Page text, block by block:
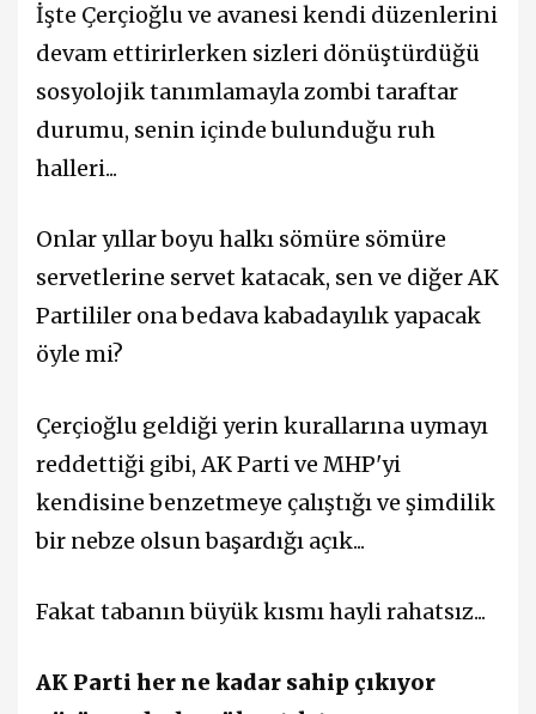
İşte Çerçioğlu ve avanesi kendi düzenlerini
devam ettirirlerken sizleri dönüştürdüğü
sosyolojik tanımlamayla zombi taraftar
durumu, senin içinde bulunduğu ruh
halleri...
Onlar yıllar boyu halkı sömüre sömüre
servetlerine servet katacak, sen ve diğer AK
Partililer ona bedava kabadayılık yapacak
öyle mi?
Çerçioğlu geldiği yerin kurallarına uymayı
reddettiği gibi, AK Parti ve MHP'yi
kendisine benzetmeye çalıştığı ve şimdilik
bir nebze olsun başardığı açık...
Fakat tabanın büyük kısmı hayli rahatsız...
AK Parti her ne kadar sahip çıkıyor